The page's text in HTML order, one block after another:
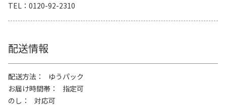
TEL
0120-92-2310
配送情報
配送方法
ゆうパック
お届け時間帯
指定可
のし
対応可